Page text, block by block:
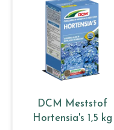
DCM Meststof
Hortensia's 1,5 kg